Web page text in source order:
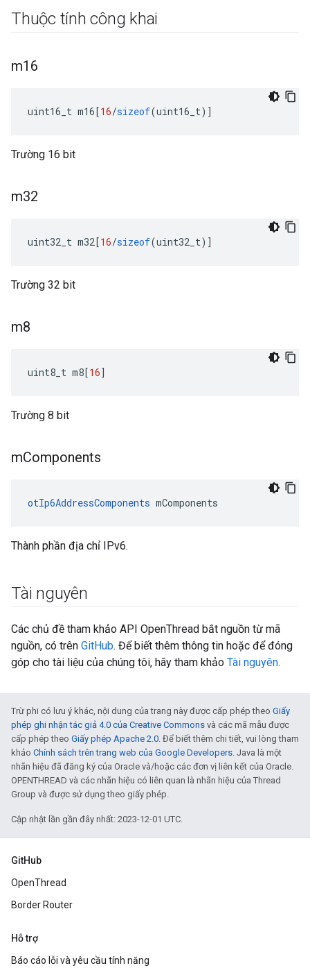
Thuộc tính công khai
m16
uint16_t m16[16/sizeof(uint16_t)]
Trường 16 bit
m32
uint32_t m32[16/sizeof(uint32_t)]
Trường 32 bit
m8
uint8_t m8[16]
Trường 8 bit
mComponents
otIp6AddressComponents mComponents
Thành phần địa chỉ IPv6.
Tài nguyên
Các chủ đề tham khảo API OpenThread bắt nguồn từ mã
nguồn, có trên GitHub. Để biết thêm thông tin hoặc để đóng
góp cho tài liệu của chúng tôi, hãy tham khảo Tài nguyên.
Trừ phi có lưu ý khác, nội dung của trang này được cấp phép theo Giấy
phép ghi nhận tác giả 4.0 của Creative Commons và các mã mẫu được
cấp phép theo Giấy phép Apache 2.0. Để biết thêm chi tiết, vui lòng tham
khảo Chính sách trên trang web của Google Developers. Java là một
nhãn hiệu đã đăng ký của Oracle và/hoặc các đơn vị liên kết của Oracle.
OPENTHREAD và các nhãn hiệu có liên quan là nhãn hiệu của Thread
Group và được sử dụng theo giấy phép.
Cập nhật lần gần đây nhất: 2023-12-01 UTC.
GitHub
OpenThread
Border Router
Hỗ trợ
Báo cáo lỗi và yêu cầu tính năng